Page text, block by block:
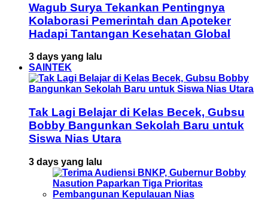
Wagub Surya Tekankan Pentingnya
Kolaborasi Pemerintah dan Apoteker
Hadapi Tantangan Kesehatan Global
3 days yang lalu
SAINTEK
Tak Lagi Belajar di Kelas Becek, Gubsu
Bobby Bangunkan Sekolah Baru untuk
Siswa Nias Utara
3 days yang lalu